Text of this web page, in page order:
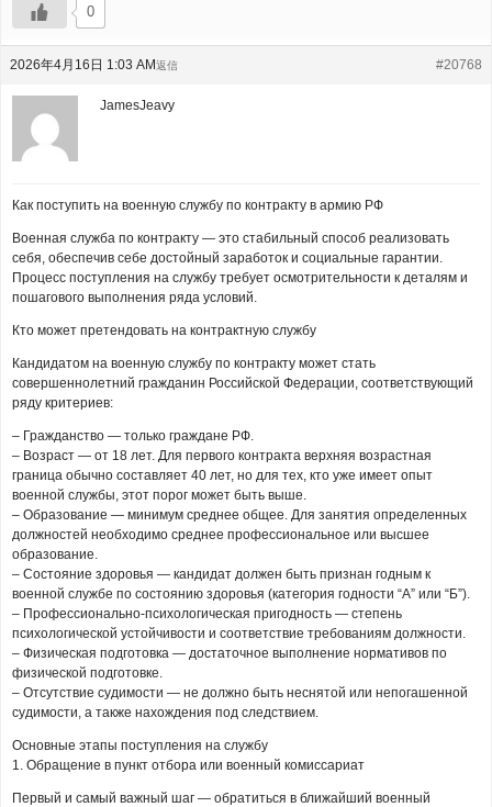
0
2026年4月16日 1:03 AM #20768
返信
JamesJeavy
Как поступить на военную службу по контракту в армию РФ
Военная служба по контракту — это стабильный способ реализовать
себя, обеспечив себе достойный заработок и социальные гарантии.
Процесс поступления на службу требует осмотрительности к деталям и
пошагового выполнения ряда условий.
Кто может претендовать на контрактную службу
Кандидатом на военную службу по контракту может стать
совершеннолетний гражданин Российской Федерации, соответствующий
ряду критериев:
– Гражданство — только граждане РФ.
– Возраст — от 18 лет. Для первого контракта верхняя возрастная
граница обычно составляет 40 лет, но для тех, кто уже имеет опыт
военной службы, этот порог может быть выше.
– Образование — минимум среднее общее. Для занятия определенных
должностей необходимо среднее профессиональное или высшее
образование.
– Состояние здоровья — кандидат должен быть признан годным к
военной службе по состоянию здоровья (категория годности “А” или “Б”).
– Профессионально-психологическая пригодность — степень
психологической устойчивости и соответствие требованиям должности.
– Физическая подготовка — достаточное выполнение нормативов по
физической подготовке.
– Отсутствие судимости — не должно быть неснятой или непогашенной
судимости, а также нахождения под следствием.
Основные этапы поступления на службу
1. Обращение в пункт отбора или военный комиссариат
Первый и самый важный шаг — обратиться в ближайший военный